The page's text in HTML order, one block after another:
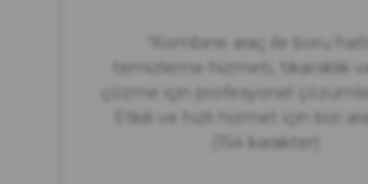
“Kombine araç ile boru
temizleme hizmeti, tıkanıklık
çözme için profesyonel
Etkili ve hızlı hizmet için bizi
(154 karakter)